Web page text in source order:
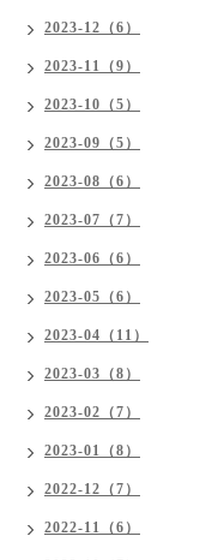
2023-12（6）
2023-11（9）
2023-10（5）
2023-09（5）
2023-08（6）
2023-07（7）
2023-06（6）
2023-05（6）
2023-04（11）
2023-03（8）
2023-02（7）
2023-01（8）
2022-12（7）
2022-11（6）